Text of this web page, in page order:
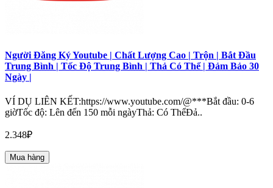
Người Đăng Ký Youtube | Chất Lượng Cao | Trộn | Bắt Đầu
Trung Bình | Tốc Độ Trung Bình | Thả Có Thể | Đảm Bảo 30
Ngày |
VÍ DỤ LIÊN KẾT:https://www.youtube.com/@***Bắt đầu: 0-6
giờTốc độ: Lên đến 150 mỗi ngàyThả: Có ThểĐả..
2.348₽
Mua hàng